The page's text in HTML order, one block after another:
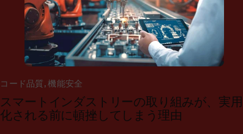
コード品質,機能安全
スマートインダストリーの取り組みが、実用
化される前に頓挫してしまう理由